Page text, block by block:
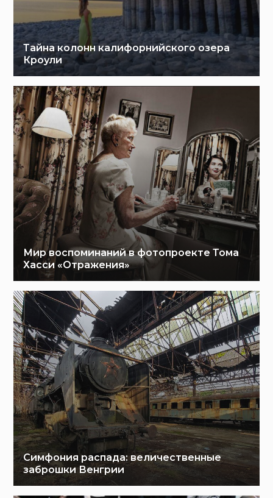
Тайна колонн калифорнийского озера
Кроули
Мир воспоминаний в фотопроекте Тома
Хасси «Отражения»
Симфония распада: величественные
заброшки Венгрии